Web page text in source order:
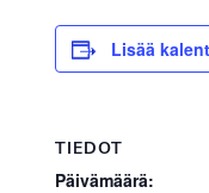
Lisää
TIEDOT
Päivämäärä: